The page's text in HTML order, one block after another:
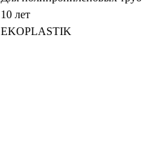
10 лет
EKOPLASTIK